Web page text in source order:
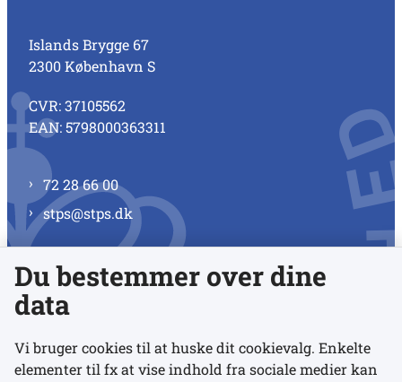
Islands Brygge 67
2300 København S
CVR: 37105562
EAN: 5798000363311
72 28 66 00
stps@stps.dk
Se alle kontaktnumre
Links
Du bestemmer over dine
data
Vi bruger cookies til at huske dit cookievalg. Enkelte
elementer til fx at vise indhold fra sociale medier kan